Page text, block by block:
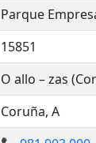
Parque
15851
O allo – zas
Coruña, A